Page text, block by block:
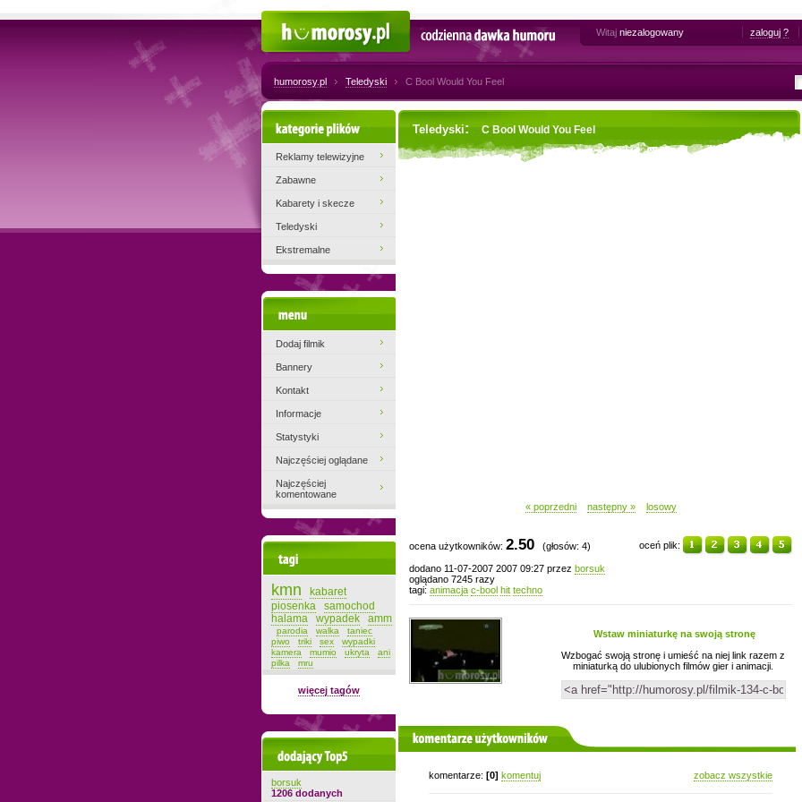
Codzienna dawka humoru
Witaj niezalogowany zaloguj ?
humorosy.pl Teledyski C Bool Would You Feel
Teledyski: C Bool Would You Feel
« poprzedni następny » losowy
ocena użytkowników: 2.50 (głosów: 4) oceń plik:
dodano 11-07-2007 2007 09:27 przez borsuk
oglądano 7245 razy
tagi: animacja c-bool hit techno
Wstaw miniaturkę na swoją stronę
Wzbogać swoją stronę i umieść na niej link razem z
miniaturką do ulubionych filmów gier i animacji.
komentarze użytkowników
komentarze: [0] komentuj zobacz wszystkie
Kategorie plików
Reklamy telewizyjne
Zabawne
Kabarety i skecze
Teledyski
Ekstremalne
Dodaj filmik
Bannery
Kontakt
Informacje
Statystyki
Najczęściej oglądane
Najczęściej
komentowane
kmn
kabaret
piosenka
samochod
halama
wypadek amm
parodia walka
taniec
piwo
triki sex
wypadki
kamera
mumio ukryta
ani
pilka
mru
więcej tagów
Dodający top-5
borsuk
1206 dodanych